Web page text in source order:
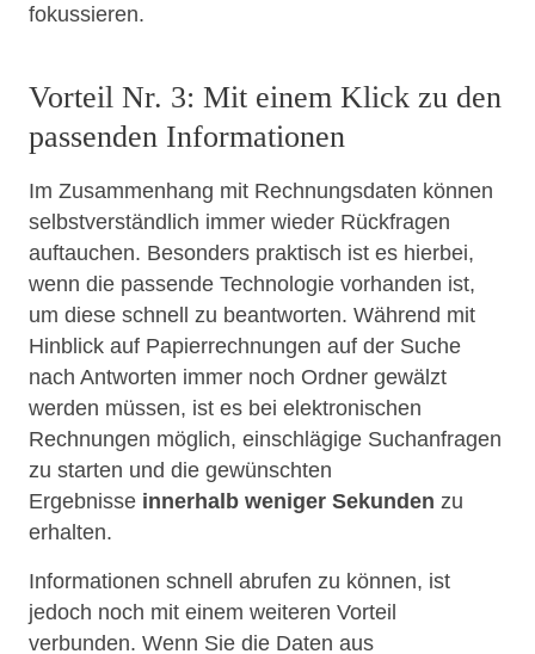
fokussieren.
Vorteil Nr. 3: Mit einem Klick zu den
passenden Informationen
Im Zusammenhang mit Rechnungsdaten können
selbstverständlich immer wieder Rückfragen
auftauchen. Besonders praktisch ist es hierbei,
wenn die passende Technologie vorhanden ist,
um diese schnell zu beantworten. Während mit
Hinblick auf Papierrechnungen auf der Suche
nach Antworten immer noch Ordner gewälzt
werden müssen, ist es bei elektronischen
Rechnungen möglich, einschlägige Suchanfragen
zu starten und die gewünschten
Ergebnisse innerhalb weniger Sekunden zu
erhalten.
Informationen schnell abrufen zu können, ist
jedoch noch mit einem weiteren Vorteil
verbunden. Wenn Sie die Daten aus